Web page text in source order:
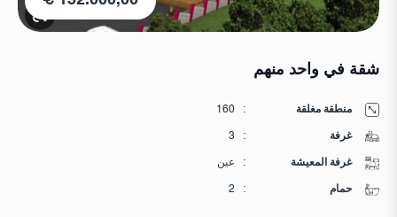
شقة في واحد منهم
منطقة مغلقة :
160
غرفة :
3
غرفة المعيشة : عين
حمام :
2